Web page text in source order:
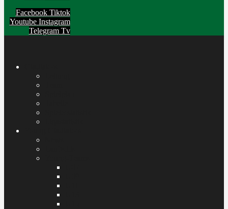
Facebook Tiktok
Youtube Instagram
Telegram Tv